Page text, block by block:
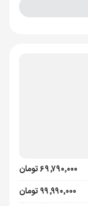
۶۹٬۷۹۰٬۰۰۰ تومان
۹۹٬۹۹۰٬۰۰۰ تومان